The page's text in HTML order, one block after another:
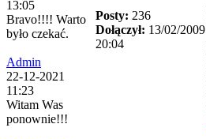
13:05
Bravo!!!! Warto
było czekać.
Admin
22-12-2021
11:23
Witam Was
ponownie!!!
Posty: 236
Dołączył: 13/02/2009
20:04